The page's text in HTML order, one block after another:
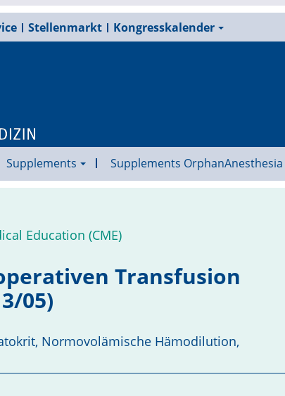
Stellenmarkt Kongresskalender
Supplements Supplements OrphanAnesthesia
Education (CME)
Transfusion
05)
Normovolämische Hämodilution,